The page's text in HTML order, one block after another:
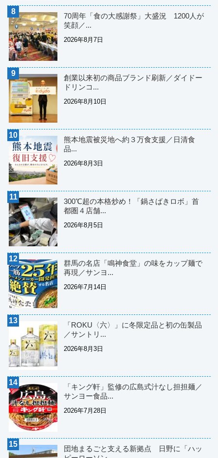
70周年「食の大感謝祭」大盛況 1200人が
笑顔／...
2026年8月7日
創業以来初の商品ブランド刷新／ダイドー
ドリンコ...
2026年8月10日
熊本地震被災地へ約３万食支援／日清食
品...
2026年8月3日
300℃超の本格炒め！「鍋さばきロボ」首
都圏４店舗...
2026年8月5日
群馬の名店「鳴神食堂」の味をカップ麺で
再現／サンヨ...
2026年7月14日
「ROKU〈六〉」に冬限定品と初の缶製品
／サントリ...
2026年8月3日
「キング軒」監修の広島式汁なし担担麺／
サンヨー食品...
2026年7月28日
団地まるごと支える新拠点 日野に「ハッ